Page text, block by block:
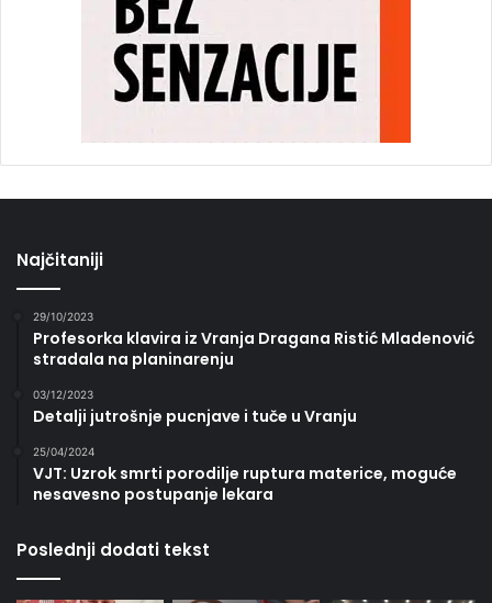
Najčitaniji
29/10/2023
Profesorka klavira iz Vranja Dragana Ristić Mladenović
stradala na planinarenju
03/12/2023
Detalji jutrošnje pucnjave i tuče u Vranju
25/04/2024
VJT: Uzrok smrti porodilje ruptura materice, moguće
nesavesno postupanje lekara
Poslednji dodati tekst